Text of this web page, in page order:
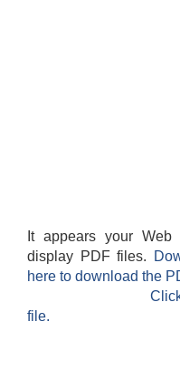
It appears your
display PDF files.
here to download the
file.